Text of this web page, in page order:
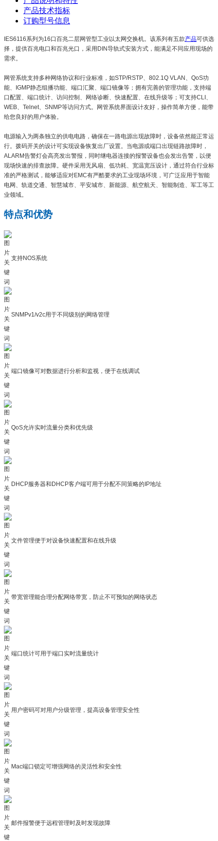
产品技术指标
订购型号信息
IES6116系列为16口百兆二层网管型工业以太网交换机。该系列有五款产品可供选
择，提供百兆电口和百兆光口，采用DIN导轨式安装方式，能满足不同应用现场的
需求。
网管系统支持多种网络协议和行业标准，如STP/RSTP、802.1Q VLAN、QoS功
能、IGMP静态组播功能、端口汇聚、端口镜像等；拥有完善的管理功能，支持端
口配置、端口统计、访问控制、网络诊断、快速配置、在线升级等；可支持CLI、
WEB、Telnet、SNMP等访问方式。网管系统界面设计友好，操作简单方便，能带
给您良好的用户体验。
电源输入为两条独立的供电电路，确保在一路电源出现故障时，设备依然能正常运
行。拨码开关的设计可实现设备恢复出厂设置。当电源或端口出现链路故障时，
ALARM告警灯会高亮发出警报，同时继电器连接的报警设备也会发出告警，以便
现场快速的排查故障。硬件采用无风扇、低功耗、宽温宽压设计，通过符合行业标
准的严格测试，能够适应对EMC有严酷要求的工业现场环境，可广泛应用于智能
电网、轨道交通、智慧城市、平安城市、新能源、航空航天、智能制造、军工等工
业领域。
特点和优势
支持NOS系统
SNMPv1/v2c用于不同级别的网络管理
端口镜像可对数据进行分析和监视，便于在线调试
QoS允许实时流量分类和优先级
DHCP服务器和DHCP客户端可用于分配不同策略的IP地址
文件管理便于对设备快速配置和在线升级
带宽管理能合理分配网络带宽，防止不可预知的网络状态
端口统计可用于端口实时流量统计
用户密码可对用户分级管理，提高设备管理安全性
Mac端口锁定可增强网络的灵活性和安全性
邮件报警便于远程管理时及时发现故障